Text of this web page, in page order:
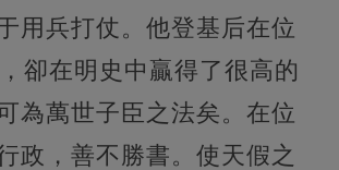
用兵打仗。他登基后在位
卻在明史中贏得了很高的
為萬世子臣之法矣。在位
政，善不勝書。使天假之